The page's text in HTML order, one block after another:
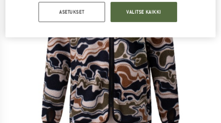
ASETUKSET VALITSE KAIKKI